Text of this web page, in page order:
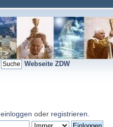
Webseite ZDW
einloggen oder registrieren